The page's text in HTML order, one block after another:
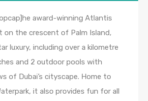
award-winning Atlantis
on the crescent of Palm Island,
luxury, including over a kilometre
and 2 outdoor pools with
of Dubai’s cityscape. Home to
it also provides fun for all